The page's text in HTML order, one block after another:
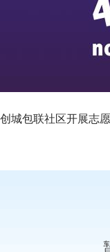
包联社区开展志